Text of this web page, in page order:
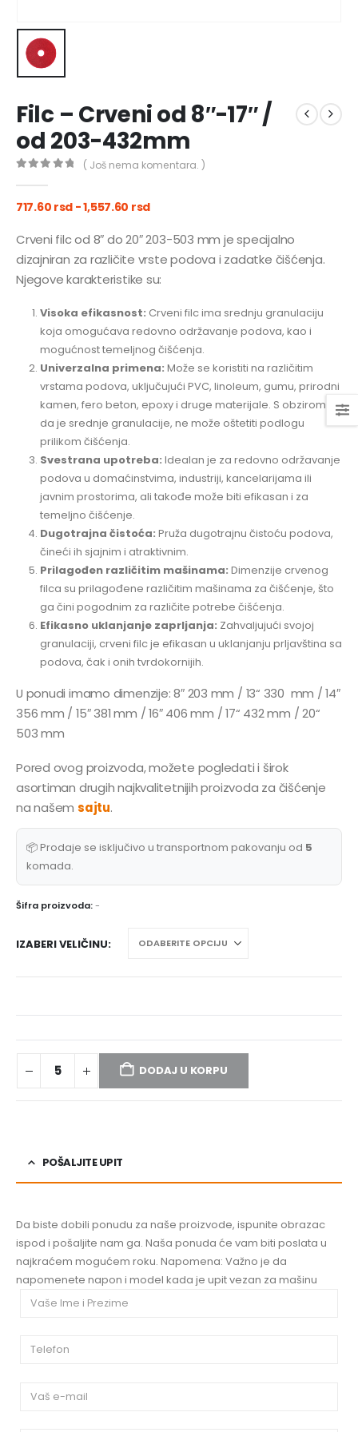
Filc – Crveni od 8″-17″ /
od 203-432mm
( Još nema komentara. )
717.60 rsd -1,557.60 rsd
Crveni filc od 8″ do 20″ 203-503 mm je specijalno
dizajniran za različite vrste podova i zadatke čišćenja.
Njegove karakteristike su:
Visoka efikasnost: Crveni filc ima srednju granulaciju
koja omogućava redovno održavanje podova, kao i
mogućnost temeljnog čišćenja.
Univerzalna primena: Može se koristiti na različitim
vrstama podova, uključujući PVC, linoleum, gumu, prirodni
kamen, fero beton, epoxy i druge materijale. S obzirom
da je srednje granulacije, ne može oštetiti podlogu
prilikom čišćenja.
Svestrana upotreba: Idealan je za redovno održavanje
podova u domaćinstvima, industriji, kancelarijama ili
javnim prostorima, ali takođe može biti efikasan i za
temeljno čišćenje.
Dugotrajna čistoća: Pruža dugotrajnu čistoću podova,
čineći ih sjajnim i atraktivnim.
Prilagođen različitim mašinama: Dimenzije crvenog
filca su prilagođene različitim mašinama za čišćenje, što
ga čini pogodnim za različite potrebe čišćenja.
Efikasno uklanjanje zaprljanja: Zahvaljujući svojoj
granulaciji, crveni filc je efikasan u uklanjanju prljavština sa
podova, čak i onih tvrdokornijih.
U ponudi imamo dimenzije: 8″ 203 mm / 13“ 330 mm / 14″
356 mm / 15″ 381 mm / 16″ 406 mm / 17“ 432 mm / 20“
503 mm
Pored ovog proizvoda, možete pogledati i širok
asortiman drugih najkvalitetnijih proizvoda za čišćenje
na našem sajtu.
📦 Prodaje se isključivo u transportnom pakovanju od 5
komada.
Šifra proizvoda:-
IZABERI VELIČINU
DODAJ U KORPU
POŠALJITE UPIT
Da biste dobili ponudu za naše proizvode, ispunite obrazac
ispod i pošaljite nam ga. Naša ponuda će vam biti poslata u
najkraćem mogućem roku. Napomena: Važno je da
napomenete napon i model kada je upit vezan za mašinu